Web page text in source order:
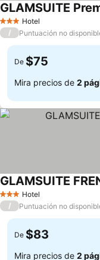
3 Estrellas
Hotel
GLAMSUITE
/ Puntuación no
De $75
Mira precios de 2
3 Estrellas
Hotel
GLAMSUITE
/ Puntuación no
De $83
Mira precios de 2